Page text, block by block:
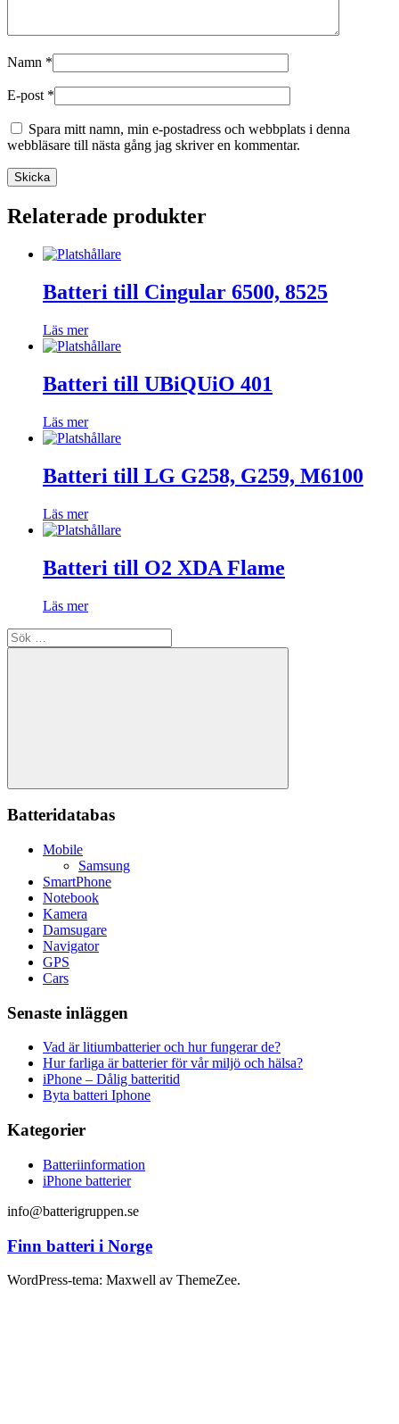
Namn *
E-post *
Spara mitt namn, min e-postadress och webbplats i denna
webbläsare till nästa gång jag skriver en kommentar.
Relaterade produkter
Batteri till Cingular 6500, 8525
Läs mer
Batteri till UBiQUiO 401
Läs mer
Batteri till LG G258, G259, M6100
Läs mer
Batteri till O2 XDA Flame
Läs mer
Sök
efter:
Sök
Batteridatabas
Mobile
Samsung
SmartPhone
Notebook
Kamera
Damsugare
Navigator
GPS
Cars
Senaste inläggen
Vad är litiumbatterier och hur fungerar de?
Hur farliga är batterier för vår miljö och hälsa?
iPhone – Dålig batteritid
Byta batteri Iphone
Kategorier
Batteriinformation
iPhone batterier
info@batterigruppen.se
Finn batteri i Norge
WordPress-tema: Maxwell av ThemeZee.